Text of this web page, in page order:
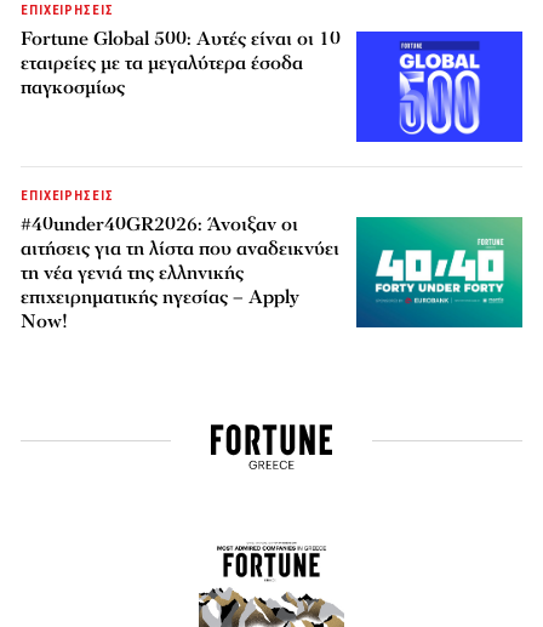
ΕΠΙΧΕΙΡΗΣΕΙΣ
Fortune Global 500: Αυτές είναι οι 10
εταιρείες με τα μεγαλύτερα έσοδα
παγκοσμίως
ΕΠΙΧΕΙΡΗΣΕΙΣ
#40under40GR2026: Άνοιξαν οι
αιτήσεις για τη λίστα που αναδεικνύει
τη νέα γενιά της ελληνικής
επιχειρηματικής ηγεσίας – Apply
Now!